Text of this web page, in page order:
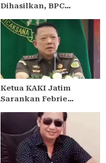
Dihasilkan, BPC
Perkuat Kolaborasi
dengan DPRD
Ketua KAKI Jatim
Sarankan Febrie
Sikap dan Hormati
Proses Hukum, Bukan
Ajukan Praperadilan